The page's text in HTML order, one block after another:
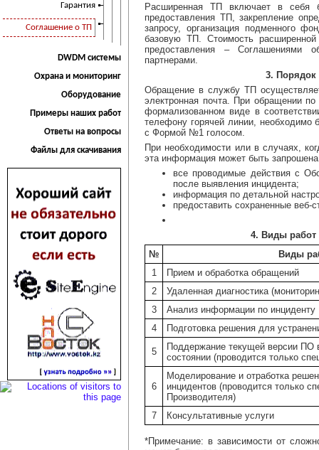
Гарантия
Соглашение о ТП
DWDM системы
Охрана и мониторинг
Оборудование
Примеры наших работ
Ответы на вопросы
Файлы для скачивания
Расширенная ТП включает в себя
предоставления ТП, закрепление
запросу, организация подменного
базовую ТП. Стоимость
предоставления – Соглашениями
партнерами.
3. Порядок
Обращение в службу ТП
электронная почта. При обращении
формализованном виде в
телефону горячей линии, необходимо
с Формой №1 голосом.
При необходимости или в случаях,
эта информация может быть
все проводимые действия с
после выявления инцидента;
информация по детальной
предоставить сохраненные
4. Виды работ
№
Виды
1
Прием и обработка обращений
2
Удаленная диагностика
3
Анализ информации по инциденту
4
Подготовка решения для
5
Поддержание текущей версии ПО
состоянии (проводится только
6
Моделирование и отработка
инцидентов (проводится только
Производителя)
7
Консультативные услуги
*Примечание: в зависимости от